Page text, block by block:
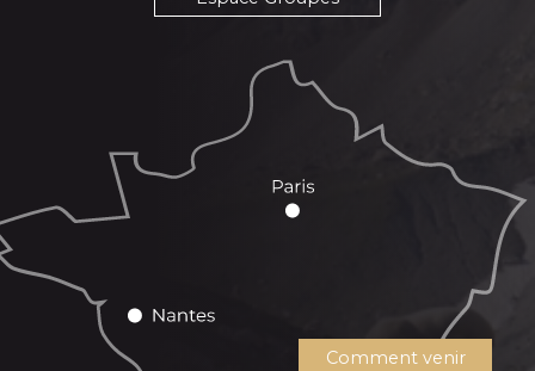
Comment venir